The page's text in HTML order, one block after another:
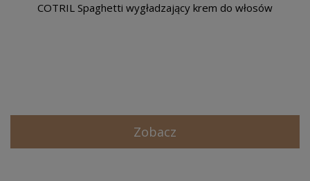
COTRIL Spaghetti wygładzający krem do włosów
Zobacz